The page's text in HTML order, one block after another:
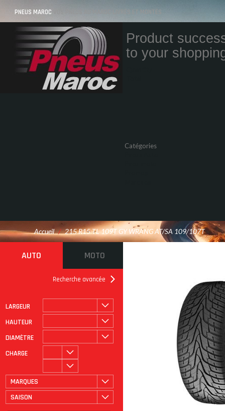
PNEUS MAROC VOS PNEUS AU MAROC LIVRÉS ET MONTÉS
Product
to your
Catégories
Accueil / 215 R15 TL 109T GY WRANG AT/SA 109/107T
AUTO MOTO
Recherche avancée
LARGEUR
HAUTEUR
DIAMÈTRE
CHARGE
MARQUES
SAISON
ROULAGE À PLAT